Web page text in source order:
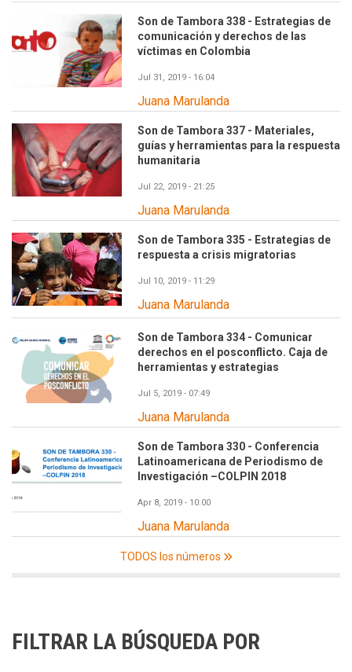
Son de Tambora 338 - Estrategias de
comunicación y derechos de las
víctimas en Colombia
Jul 31, 2019 - 16:04
Juana Marulanda
Son de Tambora 337 - Materiales,
guías y herramientas para la respuesta
humanitaria
Jul 22, 2019 - 21:25
Juana Marulanda
Son de Tambora 335 - Estrategias de
respuesta a crisis migratorias
Jul 10, 2019 - 11:29
Juana Marulanda
Son de Tambora 334 - Comunicar
derechos en el posconflicto. Caja de
herramientas y estrategias
Jul 5, 2019 - 07:49
Juana Marulanda
Son de Tambora 330 - Conferencia
Latinoamericana de Periodismo de
Investigación –COLPIN 2018
Apr 8, 2019 - 10:00
Juana Marulanda
TODOS los números
FILTRAR LA BÚSQUEDA POR